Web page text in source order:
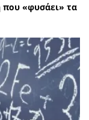
που «φυσάει» τα